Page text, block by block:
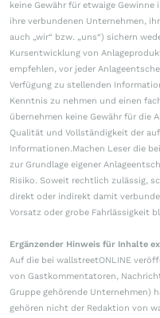
keine Gewähr für etwaige
ihre verbundenen Unternehmen,
auch „wir“ bzw. „uns“) sichern
Kursentwicklung von
empfehlen, vor jeder
Verfügung zu stellenden
Kenntnis zu nehmen und einen
übernehmen keine Gewähr für die
Qualität und Vollständigkeit der
Informationen.Machen Leser die
zur Grundlage eigener
Risiko. Soweit rechtlich zulässig,
direkt oder indirekt damit
Vorsatz oder grobe Fahrlässigkeit
Ergänzender Hinweis für Inhalte
Auf die bei wallstreetONLINE
von Gastkommentatoren,
Gruppe gehörende Unternehmen)
gehören nicht der Redaktion von